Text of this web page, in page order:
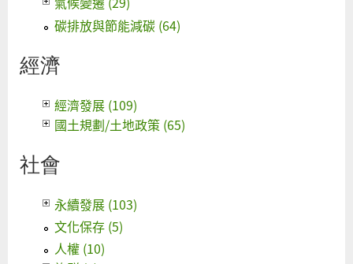
碳排放與節能減碳 (64)
經濟
經濟發展 (109)
國土規劃/土地政策 (65)
社會
永續發展 (103)
文化保存 (5)
人權 (10)